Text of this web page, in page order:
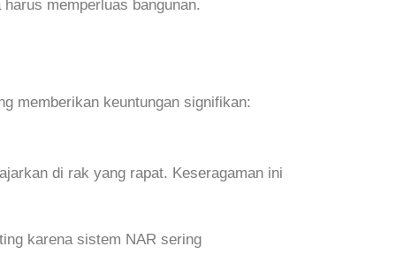
memperluas bangunan.
memberikan keuntungan signifikan:
di rak yang rapat. Keseragaman ini
karena sistem NAR sering